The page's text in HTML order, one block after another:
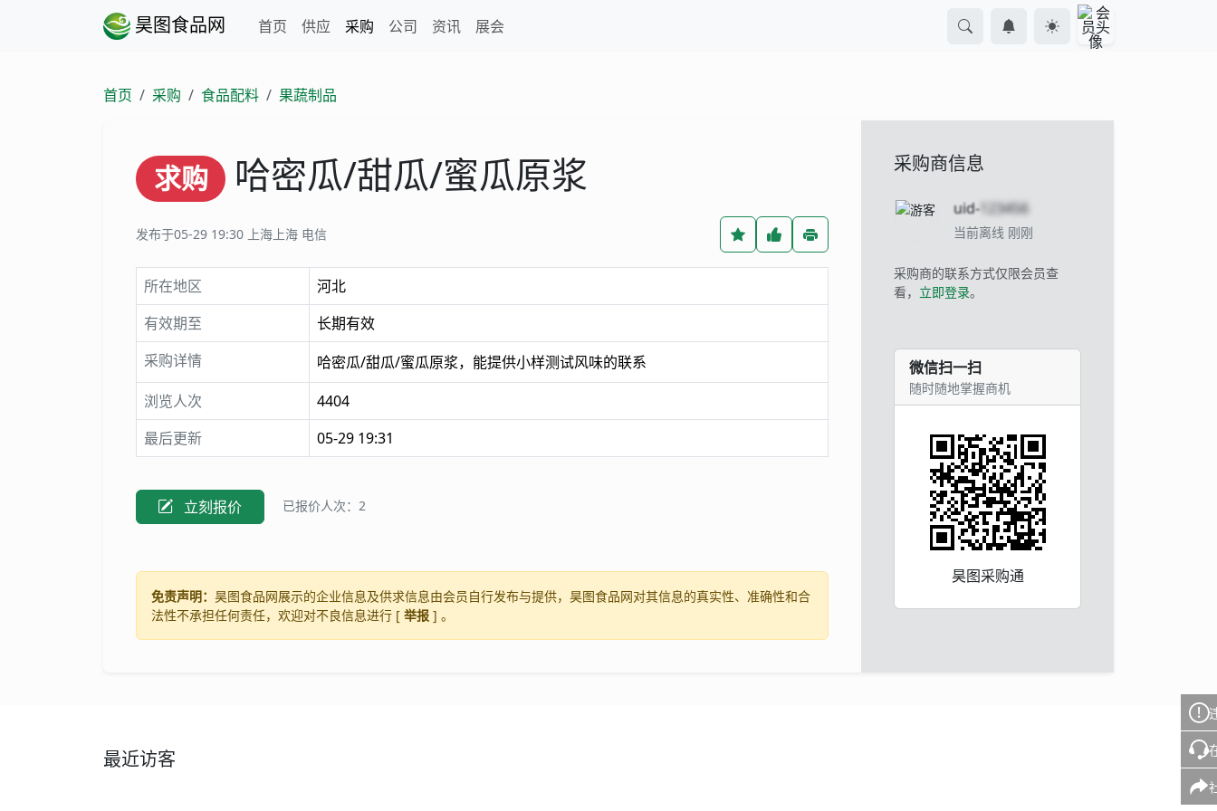
昊图食品网 首页 供应 采购 公司 资讯 展会
首页 采购 食品配料 果蔬制品
求购 哈密瓜/甜瓜/蜜瓜原浆
发布于05-29 19:30 上海上海 电信
所在地区
河北
有效期至
长期有效
采购详情
哈密瓜/甜瓜/蜜瓜原浆，能提供小样测试风味的联系
浏览人次
4404
最后更新
05-29 19:31
立刻报价 已报价人次：2
免责声明： 昊图食品网展示的企业信息及供求信息由会员自行发布与提供，昊图食品网对其信息的真实性、准确性和合
法性不承担任何责任，欢迎对不良信息进行 [ 举报 ] 。
采购商信息
uid-123456
当前离线 刚刚
采购商的联系方式仅限会员查
看， 立即登录。
微信扫一扫
随时随地掌握商机
昊图采购通
最近访客